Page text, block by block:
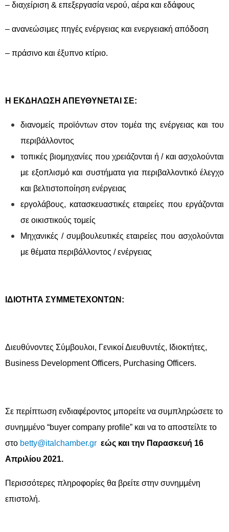
– διαχείριση & επεξεργασία νερού, αέρα και εδάφους
– ανανεώσιμες πηγές ενέργειας και ενεργειακή απόδοση
– πράσινο και έξυπνο κτίριο.
Η ΕΚΔΗΛΩΣΗ ΑΠΕΥΘΥΝΕΤΑΙ ΣΕ:
διανομείς προϊόντων στον τομέα της ενέργειας και του
περιβάλλοντος
τοπικές βιομηχανίες που χρειάζονται ή / και ασχολούνται
με εξοπλισμό και συστήματα για περιβαλλοντικό έλεγχο
και βελτιστοποίηση ενέργειας
εργολάβους, κατασκευαστικές εταιρείες που εργάζονται
σε οικιστικούς τομείς
Μηχανικές / συμβουλευτικές εταιρείες που ασχολούνται
με θέματα περιβάλλοντος / ενέργειας
ΙΔΙΟΤΗΤΑ ΣΥΜΜΕΤΕΧΟΝΤΩΝ:
Διευθύνοντες Σύμβουλοι, Γενικοί Διευθυντές, Ιδιοκτήτες,
Business Development Officers, Purchasing Officers.
Σε περίπτωση ενδιαφέροντος μπορείτε να συμπληρώσετε το
συνημμένο “buyer company profile” και να το αποστείλτε το
στο betty@italchamber.gr εώς και την Παρασκευή 16
Απριλίου 2021.
Περισσότερες πληροφορίες θα βρείτε στην συνημμένη
επιστολή.